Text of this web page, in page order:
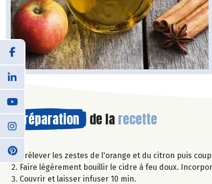
Préparation de la recette
Prélever les zestes de l'orange et du citron puis
Faire légèrement bouillir le cidre à feu doux.
Couvrir et laisser infuser 10 min.